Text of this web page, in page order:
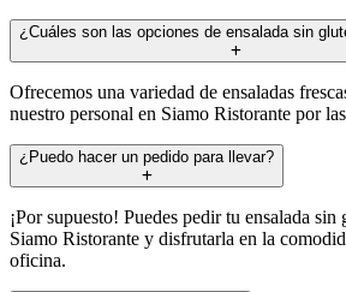
¿Cuáles son las opciones de ensalada sin
Ofrecemos una variedad de ensaladas
nuestro personal en Siamo Ristorante por
¿Puedo hacer un pedido para llevar?
¡Por supuesto! Puedes pedir tu ensalada
Siamo Ristorante y disfrutarla en la
oficina.